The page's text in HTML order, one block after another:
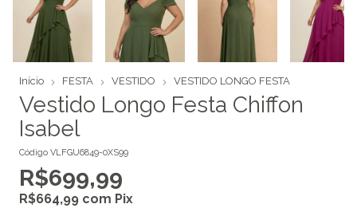
Início FESTA VESTIDO VESTIDO LONGO FESTA
Vestido Longo Festa Chiffon
Isabel
Código VLFGU6849-0XS99
R$699,99
R$664,99 com Pix